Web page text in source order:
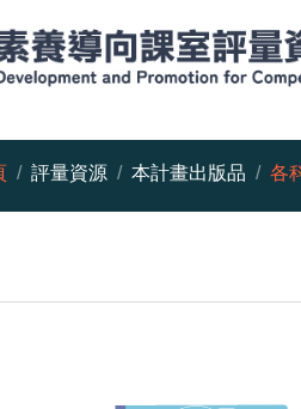
課室評量資
評量資源 本計畫出版品 各